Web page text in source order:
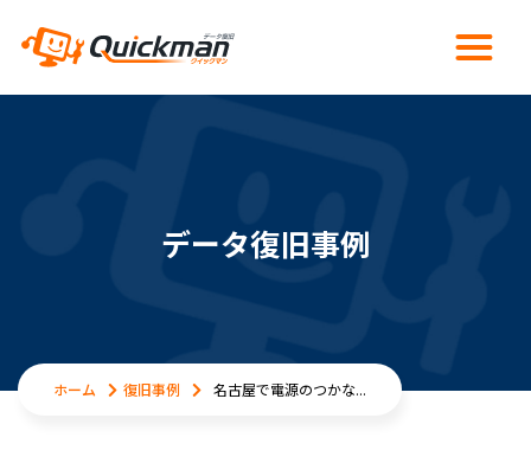
データ復旧事例
ホーム 復旧事例 名古屋で電源のつかな...